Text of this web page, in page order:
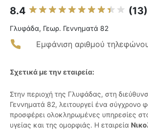
8.4 (13)
Γλυφάδα, Γεωρ. Γεννηματά 82
Εμφάνιση αριθμού
Σχετικά με την εταιρεία:
Στην περιοχή της Γλυφάδας, στη
Γεννηματά 82, λειτουργεί ένα σύγχρονο
προσφέρει ολοκληρωμένες υπηρεσίες
υγείας και της ομορφιάς. Η εταιρεία